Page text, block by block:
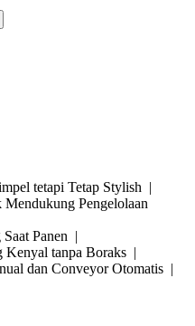
tetapi Tetap Stylish |
Pengelolaan
Panen |
Kenyal tanpa Boraks |
dan Conveyor Otomatis |